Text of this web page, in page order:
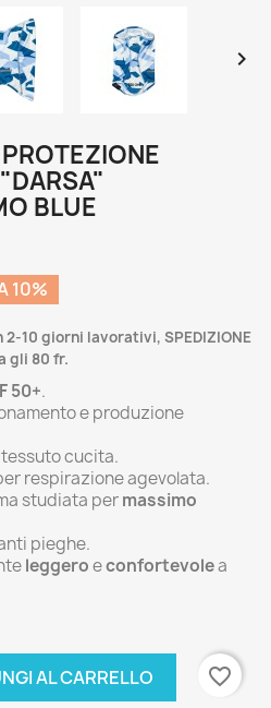

BLUE
10%
2-10 giorni lavorativi, SPEDIZIONE
gli 80 fr.
50+.
e produzione
cucita.
respirazione agevolata.
studiata permassimo
pieghe.
leggeroeconfortevolea
AL CARRELLO favorite_border